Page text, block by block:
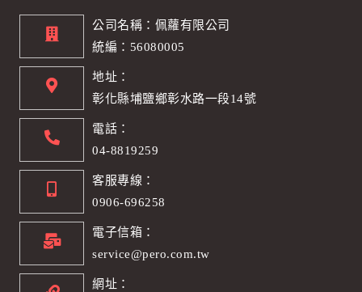
公司名稱：佩蘿有限公司
統編：56080005
地址：
彰化縣埔鹽鄉彰水路一段14號
電話：
04-8819259
客服專線：
0906-696258
電子信箱：
service@pero.com.tw
網址：